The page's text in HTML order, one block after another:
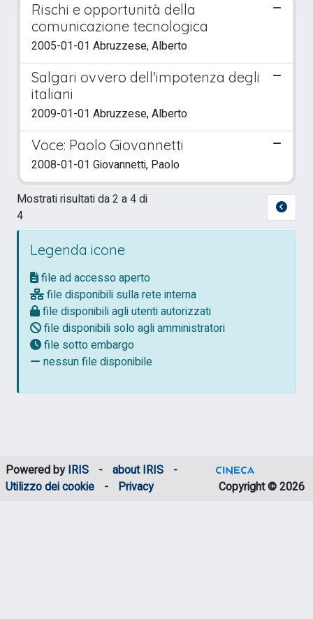
Rischi e opportunità della
comunicazione tecnologica
2005-01-01 Abruzzese, Alberto
Salgari ovvero dell'impotenza degli
italiani
2009-01-01 Abruzzese, Alberto
Voce: Paolo Giovannetti
2008-01-01 Giovannetti, Paolo
Mostrati risultati da 2 a 4 di
4
Legenda icone
file ad accesso aperto
file disponibili sulla rete interna
file disponibili agli utenti autorizzati
file disponibili solo agli amministratori
file sotto embargo
nessun file disponibile
Powered byIRIS - about IRIS
-
Utilizzo dei cookie
- Privacy Copyright © 2026